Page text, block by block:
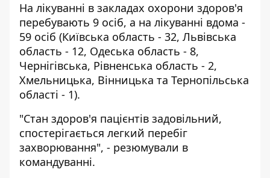
На лікуванні в закладах охорони здоров'я
перебувають 9 осіб, а на лікуванні вдома -
59 осіб (Київська область - 32, Львівська
область - 12, Одеська область - 8,
Чернігівська, Рівненська область - 2,
Хмельницька, Вінницька та Тернопільська
області - 1).
"Стан здоров'я пацієнтів задовільний,
спостерігається легкий перебіг
захворювання", - резюмували в
командуванні.